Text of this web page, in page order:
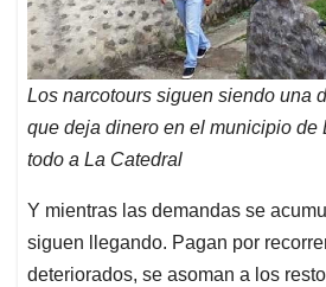
Los narcotours siguen siendo una
que deja dinero en el municipio de
todo a La Catedral
Y mientras las demandas se
siguen llegando. Pagan por
deteriorados, se asoman a los